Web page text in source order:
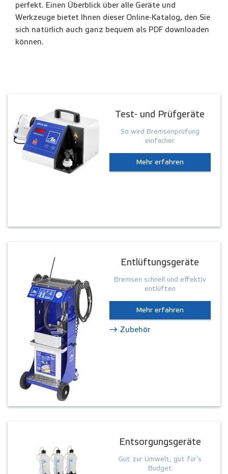
perfekt. Einen Überblick über alle Geräte und
Werkzeuge bietet Ihnen dieser Online-Katalog, den Sie
sich natürlich auch ganz bequem als PDF downloaden
können.
Test- und Prüfgeräte
So wird Bremsenprüfung
einfacher
Mehr erfahren
Entlüftungsgeräte
Bremsen schnell und effektiv
entlüften
Mehr erfahren
Zubehör
Entsorgungsgeräte
Gut zur Umwelt, gut für’s
Budget